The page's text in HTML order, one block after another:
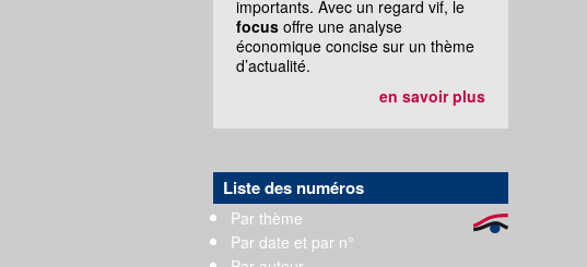
importants. Avec un regard vif, le
focus offre une analyse
économique concise sur un thème
d’actualité.
en savoir plus
Liste des numéros
Par thème
Par date et par n°